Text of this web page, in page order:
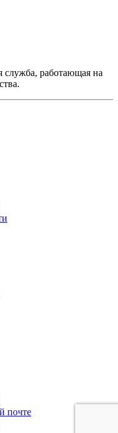
служба, работающая на
почте